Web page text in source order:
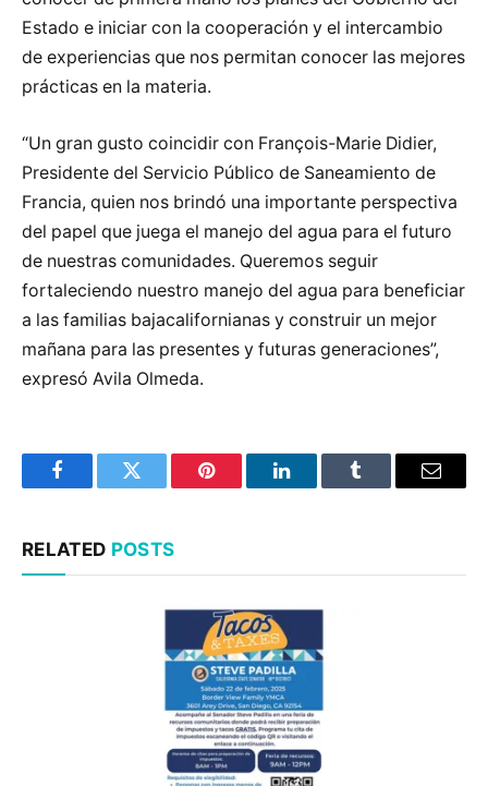
Estado e iniciar con la cooperación y el intercambio
de experiencias que nos permitan conocer las mejores
prácticas en la materia.
“Un gran gusto coincidir con François-Marie Didier,
Presidente del Servicio Público de Saneamiento de
Francia, quien nos brindó una importante perspectiva
del papel que juega el manejo del agua para el futuro
de nuestras comunidades. Queremos seguir
fortaleciendo nuestro manejo del agua para beneficiar
a las familias bajacalifornianas y construir un mejor
mañana para las presentes y futuras generaciones”,
expresó Avila Olmeda.
FacebookTwitter Pinterest LinkedInTumblr Email
RELATED POSTS